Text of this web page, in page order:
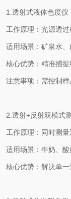
1. 透射式液体色度仪
工作原理：光源透
适用场景：矿泉水
核心优势：精准捕
注意事项：需控制
2. 透射+反射双模式
工作原理：同时测
适用场景：牛奶、
核心优势：解决单